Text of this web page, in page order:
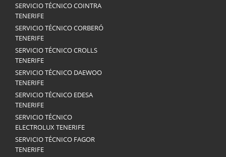
SERVICIO TÉCNICO COINTRA
TENERIFE
SERVICIO TÉCNICO CORBERÓ
TENERIFE
SERVICIO TÉCNICO CROLLS
TENERIFE
SERVICIO TÉCNICO DAEWOO
TENERIFE
SERVICIO TÉCNICO EDESA
TENERIFE
SERVICIO TÉCNICO
ELECTROLUX TENERIFE
SERVICIO TÉCNICO FAGOR
TENERIFE